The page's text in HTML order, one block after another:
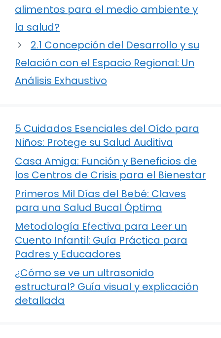
alimentos para el medio ambiente y
la salud?
2.1 Concepción del Desarrollo y su
Relación con el Espacio Regional: Un
Análisis Exhaustivo
5 Cuidados Esenciales del Oído para
Niños: Protege su Salud Auditiva
Casa Amiga: Función y Beneficios de
los Centros de Crisis para el Bienestar
Primeros Mil Días del Bebé: Claves
para una Salud Bucal Óptima
Metodología Efectiva para Leer un
Cuento Infantil: Guía Práctica para
Padres y Educadores
¿Cómo se ve un ultrasonido
estructural? Guía visual y explicación
detallada